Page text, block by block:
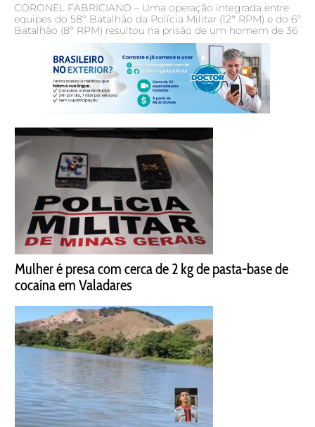
CORONEL FABRICIANO – Uma operação integrada entre
equipes do 58º Batalhão da Polícia Militar (12ª RPM) e do 6º
Batalhão (8ª RPM) resultou na prisão de um homem de 36
Mulher é presa com cerca de 2 kg de pasta-base de
cocaína em Valadares